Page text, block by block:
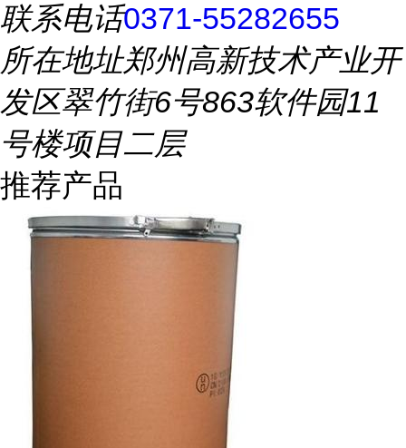
联系电话0371-55282655
所在地址郑州高新技术产业开
发区翠竹街6号863软件园11
号楼项目二层
推荐产品